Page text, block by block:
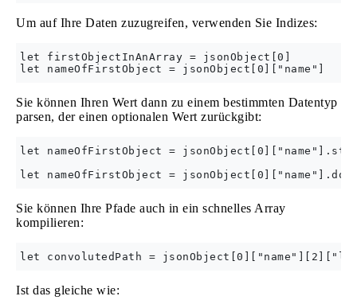
Um auf Ihre Daten zuzugreifen, verwenden Sie Indizes:
let firstObjectInAnArray = jsonObject[0]
Sie können Ihren Wert dann zu einem bestimmten Datentyp
parsen, der einen optionalen Wert zurückgibt:
let nameOfFirstObject =
Sie können Ihre Pfade auch in ein schnelles Array
kompilieren:
Ist das gleiche wie: